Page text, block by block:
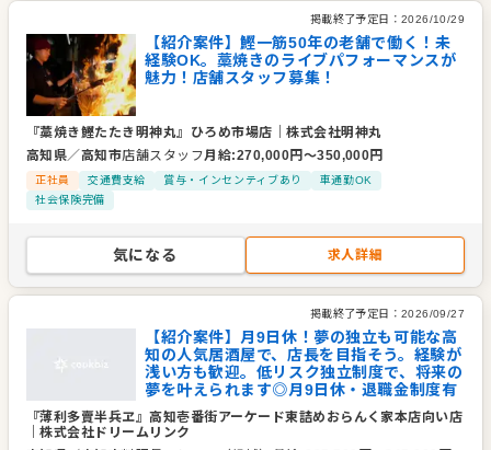
掲載終了予定日： 2026/10/29
【紹介案件】鰹一筋50年の老舗で働く！未
経験OK。藁焼きのライブパフォーマンスが
魅力！店舗スタッフ募集！
『藁焼き鰹たたき明神丸』ひろめ市場店 ｜株式会社明神丸
高知県／高知市店舗スタッフ月給:270,000円〜350,000円
正社員 交通費支給 賞与・インセンティブあり
車通勤OK
社会保険完備
気になる 求人詳細
掲載終了予定日： 2026/09/27
【紹介案件】月9日休！夢の独立も可能な高
知の人気居酒屋で、店長を目指そう。経験が
浅い方も歓迎。低リスク独立制度で、将来の
夢を叶えられます◎月9日休・退職金制度有
『薄利多賣半兵ヱ』高知壱番街アーケード東詰めおらんく家本店向い店
｜株式会社ドリームリンク